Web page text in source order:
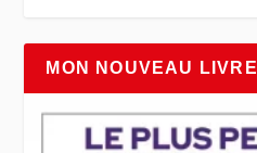
MON NOUVEAU LIVRE